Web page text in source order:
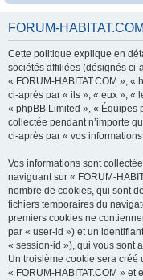
FORUM-
Cette politique explique en
sociétés affiliées (désignés ci-
« FORUM-HABITAT.COM », «
ci-après par « ils », « eux », «
« phpBB Limited », « Équipes
collectée pendant n’importe
ci-après par « vos
Vos informations sont
naviguant sur « FORUM-
nombre de cookies, qui sont
fichiers temporaires du
premiers cookies ne
par « user-id ») et un
« session-id »), qui vous sont
Un troisième cookie sera créé
« FORUM-HABITAT.COM »